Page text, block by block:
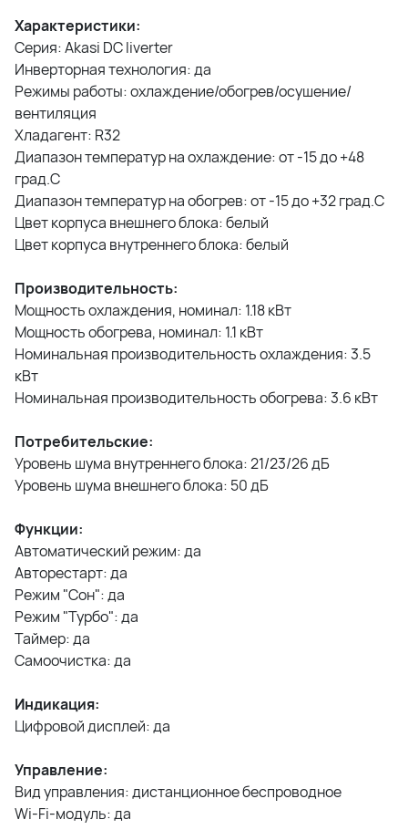
Характеристики:
Серия: Akasi DC Iiverter
Инверторная технология: да
Режимы работы: охлаждение/обогрев/осушение/
вентиляция
Хладагент: R32
Диапазон температур на охлаждение: от -15 до +48
град.C
Диапазон температур на обогрев: от -15 до +32 град.C
Цвет корпуса внешнего блока: белый
Цвет корпуса внутреннего блока: белый
Производительность:
Мощность охлаждения, номинал: 1.18 кВт
Мощность обогрева, номинал: 1.1 кВт
Номинальная производительность охлаждения: 3.5
кВт
Номинальная производительность обогрева: 3.6 кВт
Потребительские:
Уровень шума внутреннего блока: 21/23/26 дБ
Уровень шума внешнего блока: 50 дБ
Функции:
Автоматический режим: да
Авторестарт: да
Режим "Сон": да
Режим "Турбо": да
Таймер: да
Самоочистка: да
Индикация:
Цифровой дисплей: да
Управление:
Вид управления: дистанционное беспроводное
Wi-Fi-модуль: да